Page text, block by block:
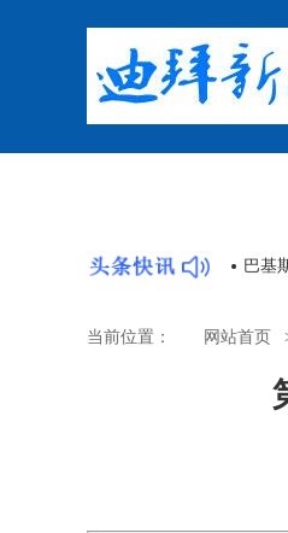
协议可能在今明两日达成 巴基
当前位置： 网站首页